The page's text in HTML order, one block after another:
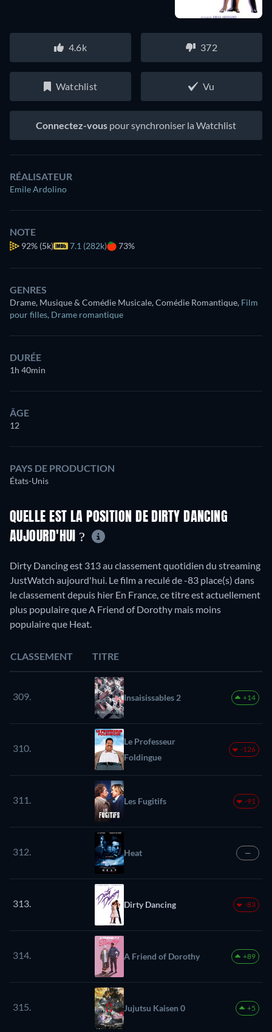
4.6k 372
Watchlist Vu
Connectez-vous pour synchroniser la Watchlist
RÉALISATEUR
Emile Ardolino
NOTE
92% (5k) 7.1 (282k) 73%
GENRES
Drame, Musique & Comédie Musicale, Comédie Romantique, Film
pour filles, Drame romantique
DURÉE
1h 40min
ÂGE
12
PAYS DE PRODUCTION
États-Unis
QUELLE EST LA POSITION DE DIRTY DANCING
AUJOURD'HUI ?
Dirty Dancing est 313 au classement quotidien du streaming
JustWatch aujourd'hui. Le film a reculé de -83 place(s) dans
le classement depuis hier En France, ce titre est actuellement
plus populaire que A Friend of Dorothy mais moins
populaire que Heat.
CLASSEMENT TITRE
309. Insaisissables 2 +14
310.
Le Professeur
Foldingue
-126
311. Les Fugitifs -91
312. Heat —
313. Dirty Dancing -83
314. A Friend of Dorothy +89
315. Jujutsu Kaisen 0 +5